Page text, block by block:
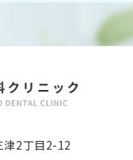
津2丁目2-12